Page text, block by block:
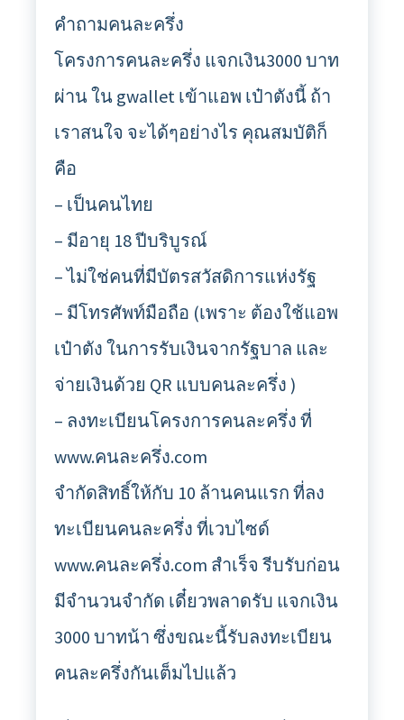
คำถามคนละครึ่ง
โครงการคนละครึ่ง แจกเงิน3000 บาท
ผ่าน ใน gwallet เข้าแอพ เป๋าตังนี้ ถ้า
เราสนใจ จะได้ๆอย่างไร คุณสมบัติก็
คือ
– เป็นคนไทย
– มีอายุ 18 ปีบริบูรณ์
– ไม่ใช่คนที่มีบัตรสวัสดิการแห่งรัฐ
– มีโทรศัพท์มือถือ (เพราะ ต้องใช้แอพ
เป๋าตัง ในการรับเงินจากรัฐบาล และ
จ่ายเงินด้วย QR แบบคนละครึ่ง )
– ลงทะเบียนโครงการคนละครึ่ง ที่
www.คนละครึ่ง.com
จำกัดสิทธิ์ให้กับ 10 ล้านคนแรก ที่ลง
ทะเบียนคนละครึ่ง ที่เวบไซด์
www.คนละครึ่ง.com สำเร็จ รีบรับก่อน
มีจำนวนจำกัด เดี๋ยวพลาดรับ แจกเงิน
3000 บาทน้า ซึ่งขณะนี้รับลงทะเบียน
คนละครึ่งกันเต็มไปแล้ว